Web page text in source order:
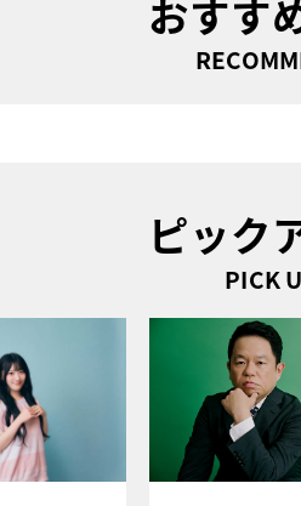
おすす
ピック
PICK